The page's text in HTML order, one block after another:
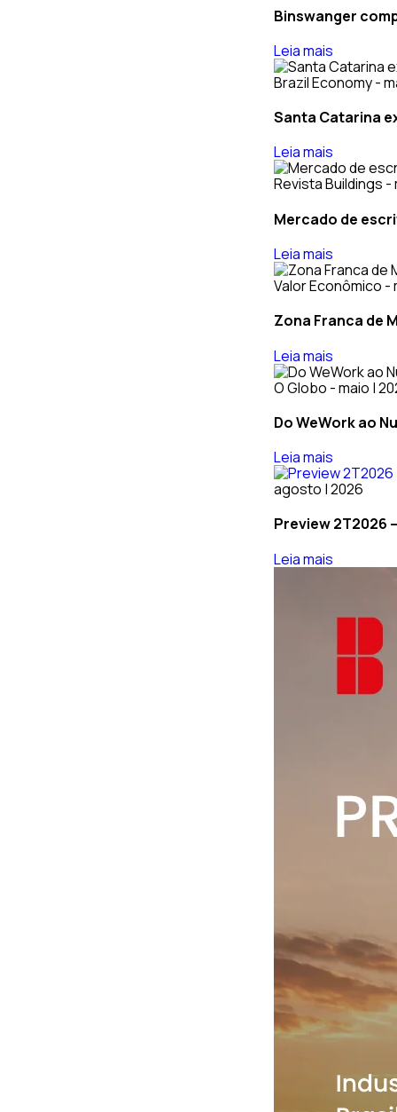
Binswanger
Leia mais
Brazil Economy -
Santa Catarina
Leia mais
Revista Buildings -
Mercado de
Leia mais
Valor Econômico -
Zona Franca de
Leia mais
O Globo - maio |
Do WeWork ao
Leia mais
agosto | 2026
Preview 2T2026
Leia mais